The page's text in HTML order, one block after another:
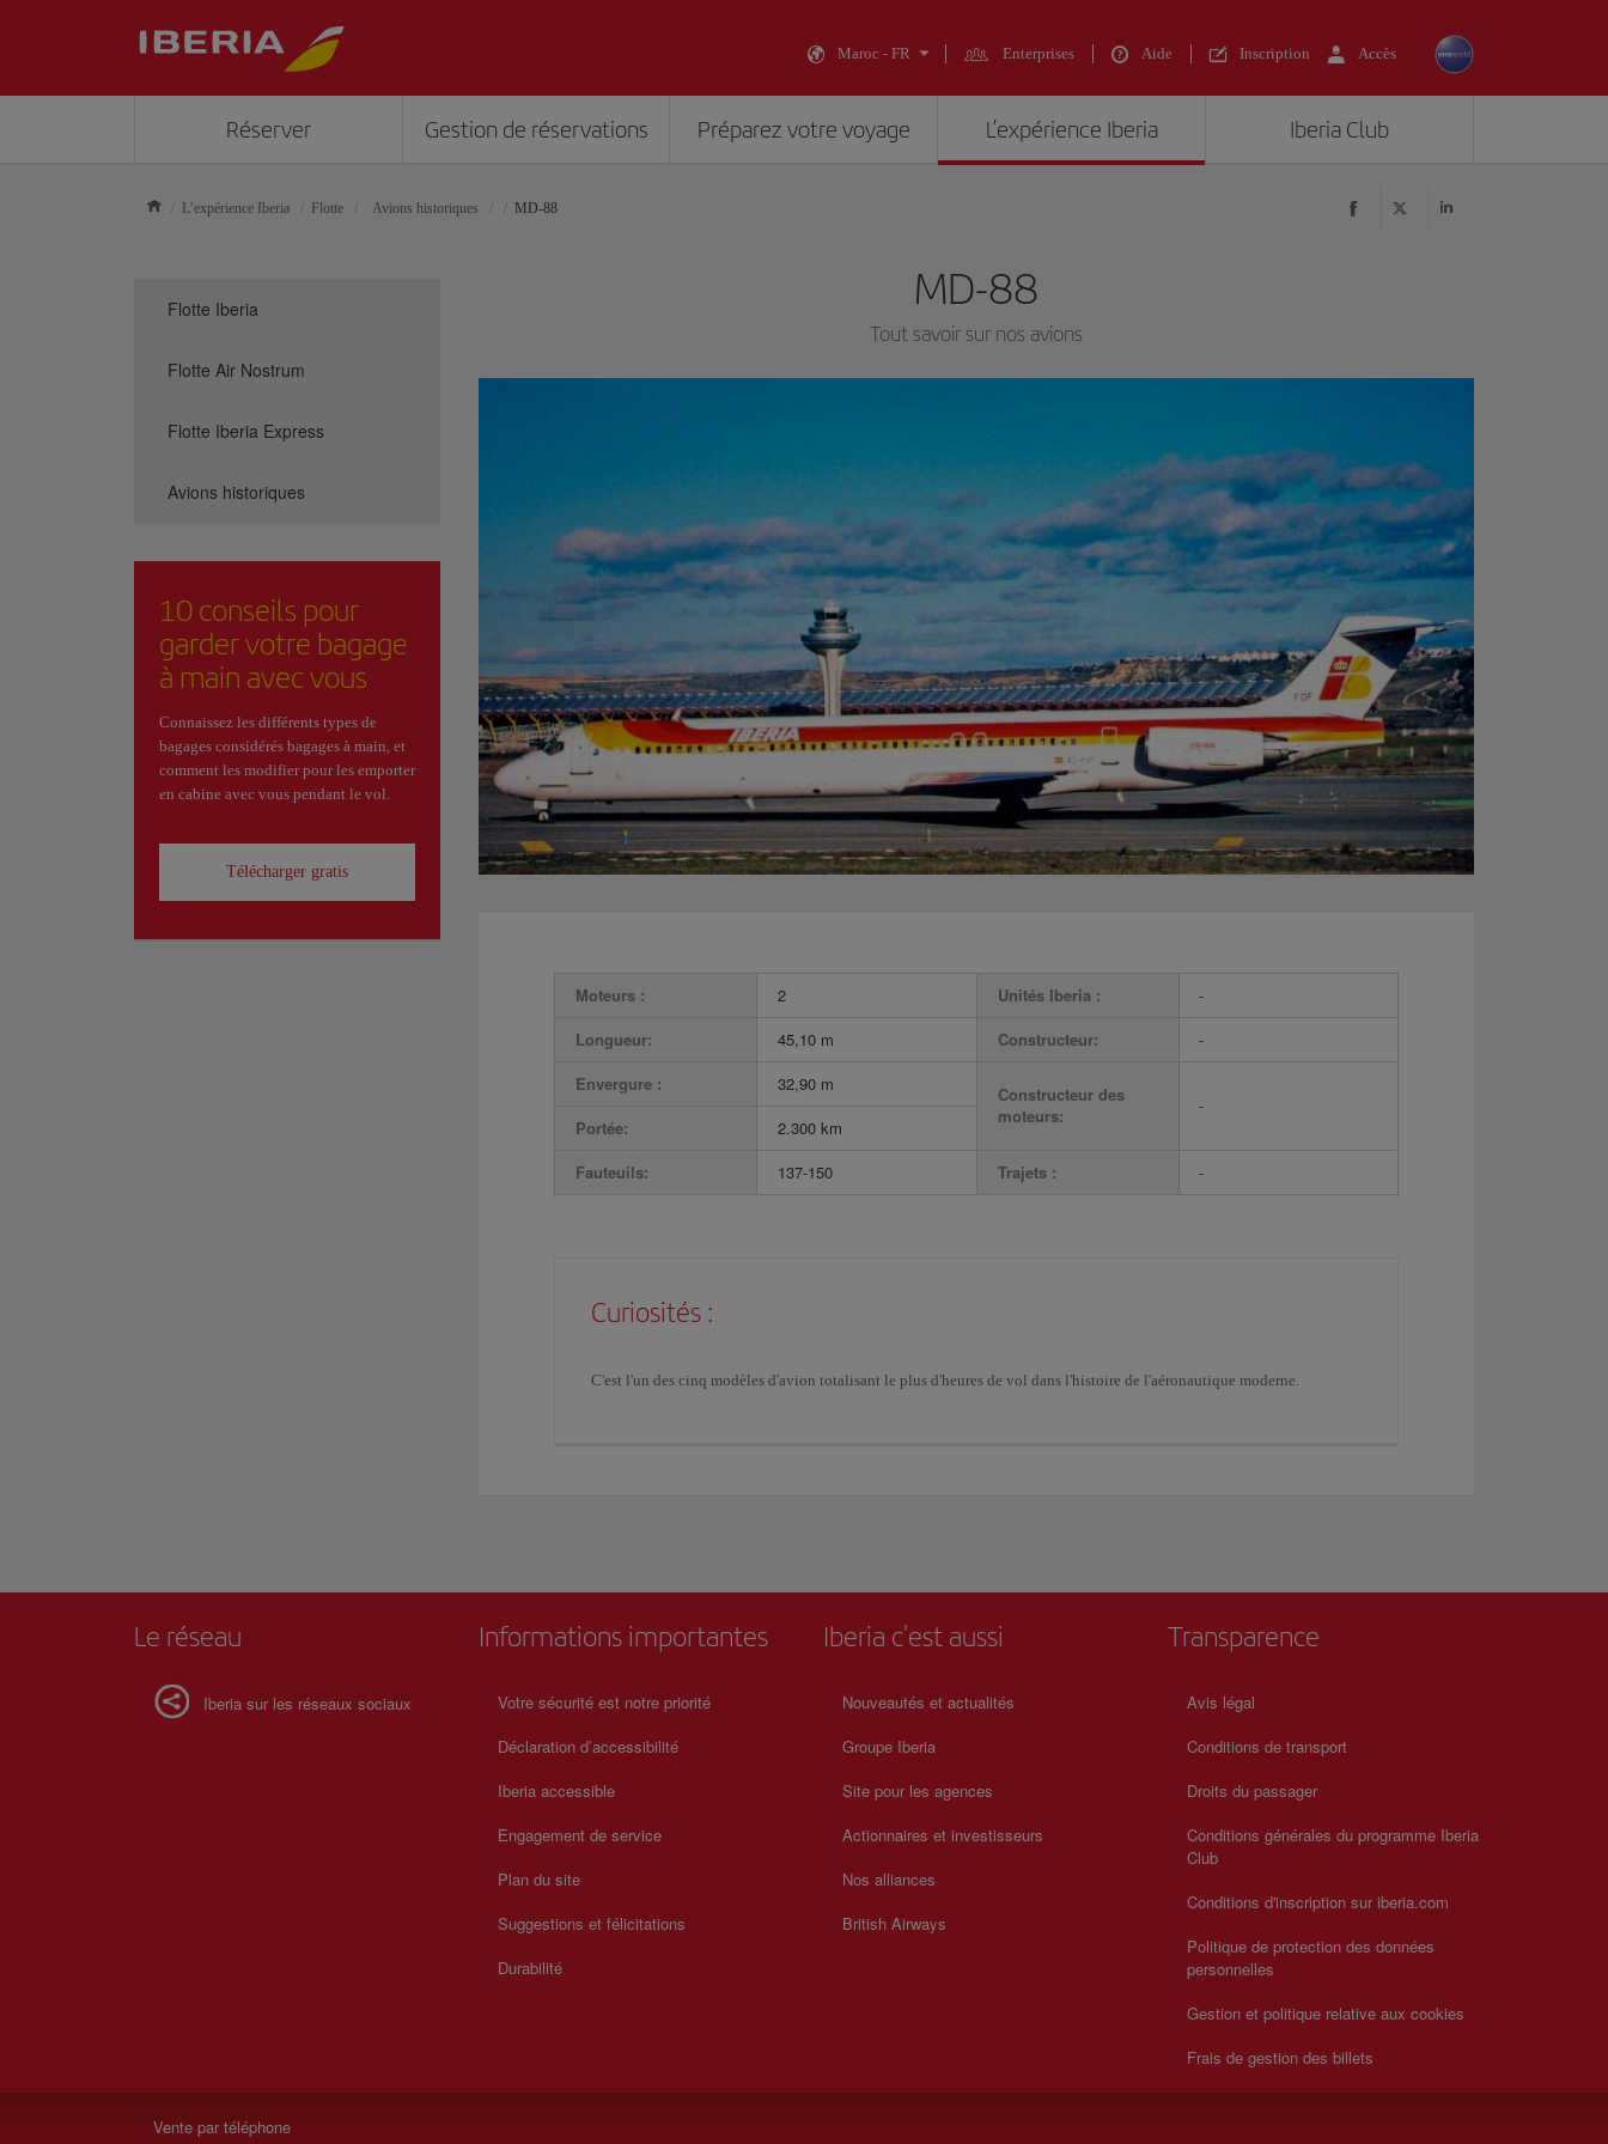
Maroc - FR Enterprises Aide Inscription Accès
Réserver Gestion de réservations Préparez votre voyage L’expérience Iberia Iberia Club
L’expérience Iberia Flotte Avions historiques MD-88
MD-88
Tout savoir sur nos avions
Moteurs : 2 Unités Iberia :
-
Longueur:
45,10 m Constructeur:
-
Envergure :
32,90 m
Constructeur des
moteurs:
-
Portée:
2.300 km
Fauteuils:
137-150 Trajets : -
Curiosités :
C'est l'un des cinq modèles d'avion totalisant le plus d'heures de vol dans l'histoire de l'aéronautique moderne.
Flotte Iberia
Flotte Air Nostrum
Flotte Iberia Express
Avions historiques
10 conseils pour
garder votre bagage
à main avec vous
Connaissez les différents types de
bagages considérés bagages à main, et
comment les modifier pour les emporter
en cabine avec vous pendant le vol.
Télécharger gratis
Le réseau
Iberia sur les réseaux sociaux
Informations importantes
Votre sécurité est notre priorité
Déclaration d’accessibilité
Iberia accessible
Engagement de service
Plan du site
Suggestions et félicitations
Durabilité
Iberia c'est aussi
Nouveautés et actualités
Groupe Iberia
Site pour les agences
Actionnaires et investisseurs
Nos alliances
British Airways
Transparence
Avis légal
Conditions de transport
Droits du passager
Conditions générales du programme Iberia
Club
Conditions d'inscription sur iberia.com
Politique de protection des données
personnelles
Gestion et politique relative aux cookies
Frais de gestion des billets
Vente par téléphone